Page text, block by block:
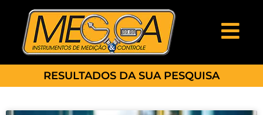
RESULTADOS DA SUA PESQUISA